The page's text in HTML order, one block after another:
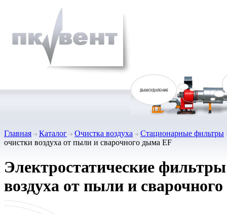
Главная Каталог Очистка воздуха
Стационарные фильтры
очистки воздуха от пыли и сварочного дыма EF
Электростатические
воздуха от пыли и